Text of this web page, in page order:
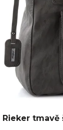
Rieker tmavě